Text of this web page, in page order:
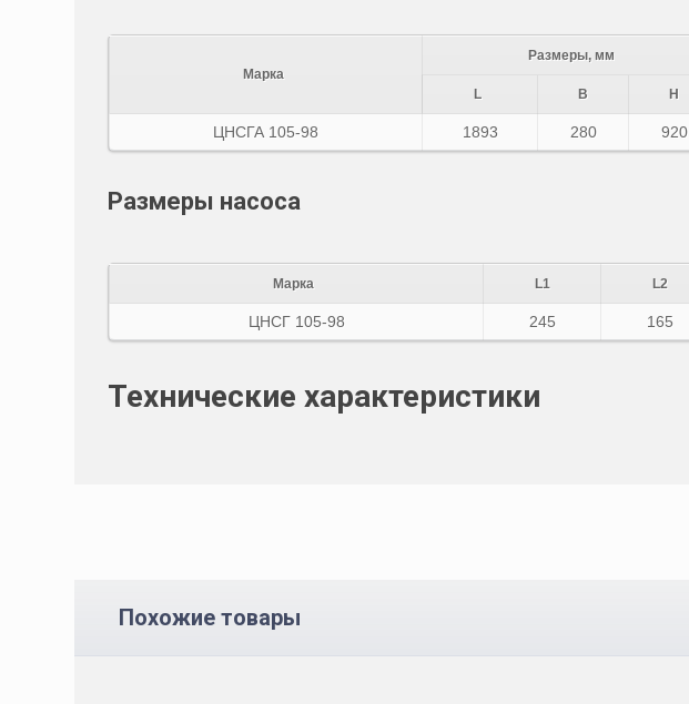
Марка
Размеры, мм
L
B H
ЦНСГА 105-98 1893 280 920
Размеры насоса
Марка L1 L2
ЦНСГ 105-98 245 165
Технические характеристики
Похожие товары